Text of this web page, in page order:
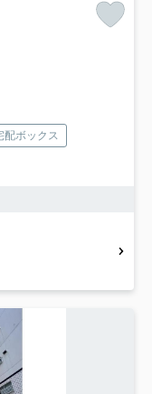
配ボックス